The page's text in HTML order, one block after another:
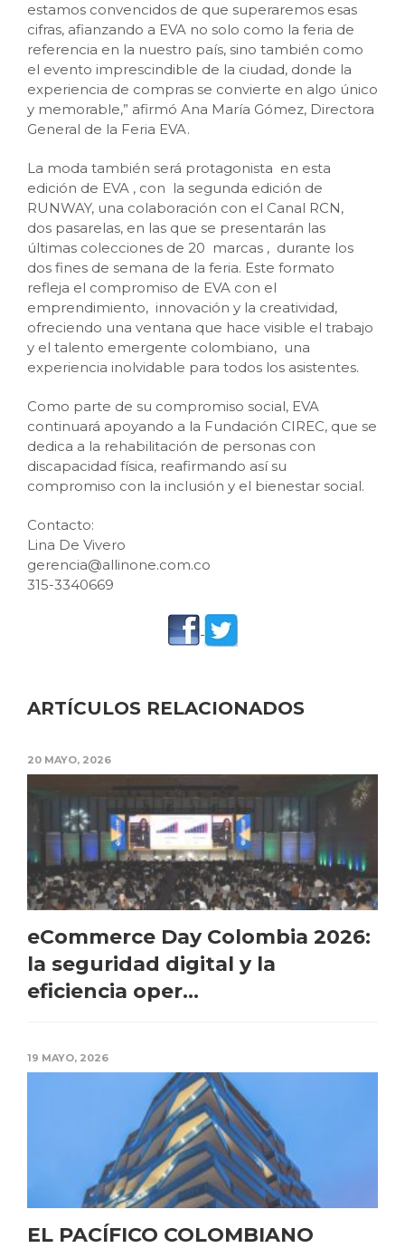
estamos convencidos de que superaremos esas
cifras, afianzando a EVA no solo como la feria de
referencia en la nuestro país, sino también como
el evento imprescindible de la ciudad, donde la
experiencia de compras se convierte en algo único
y memorable,” afirmó Ana María Gómez, Directora
General de la Feria EVA.
La moda también será protagonista en esta
edición de EVA , con la segunda edición de
RUNWAY, una colaboración con el Canal RCN,
dos pasarelas, en las que se presentarán las
últimas colecciones de 20 marcas , durante los
dos fines de semana de la feria. Este formato
refleja el compromiso de EVA con el
emprendimiento, innovación y la creatividad,
ofreciendo una ventana que hace visible el trabajo
y el talento emergente colombiano, una
experiencia inolvidable para todos los asistentes.
Como parte de su compromiso social, EVA
continuará apoyando a la Fundación CIREC, que se
dedica a la rehabilitación de personas con
discapacidad física, reafirmando así su
compromiso con la inclusión y el bienestar social.
Contacto:
Lina De Vivero
gerencia@allinone.com.co
315-3340669
ARTÍCULOS RELACIONADOS
20 MAYO, 2026
eCommerce Day Colombia 2026:
la seguridad digital y la
eficiencia oper...
19 MAYO, 2026
EL PACÍFICO COLOMBIANO